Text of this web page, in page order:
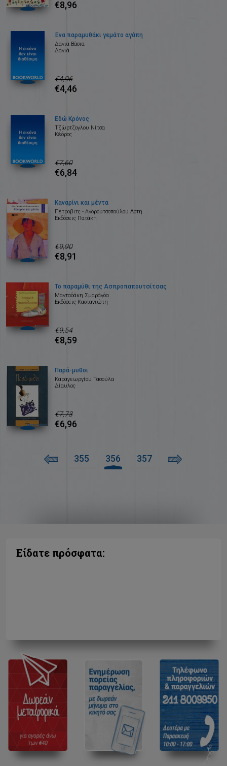
€8,96
Ένα παραμυθάκι γεμάτο αγάπη
Δανιά Βάσια
Δανιά
€4,96
€4,46
Εδώ Κρόνος
Τζώρτζογλου Νίτσα
Κέδρος
€7,60
€6,84
Καναρίνι και μέντα
Πέτροβιτς - Ανδρουτσοπούλου Λότη
Εκδόσεις Πατάκη
€9,90
€8,91
Το παραμύθι της Ασπροπαπουτσίτσας
Μανταδάκη Σμαράγδα
Εκδόσεις Καστανιώτη
€9,54
€8,59
Παρά-μυθοι
Καραγεωργίου Τασούλα
Δίαυλος
€7,73
€6,96
355 356 357
Είδατε πρόσφατα: